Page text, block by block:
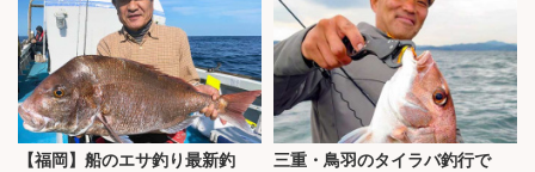
【福岡】船のエサ釣り最新釣
三重・鳥羽のタイラバ釣行で